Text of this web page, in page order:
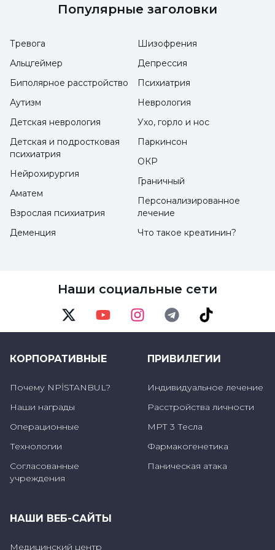
каналом, шейной грыжей, врожденными
Многие повреждения, такие как острые
переломы шейного отдела позвоночника,
переломы шейного отдела позвоночника,
переломы шейного отдела позвоночника,
переломы шейного отдела позвоночника,
шейные грыжи, повреждения мягких
тканей и соединительной ткани, возникают
при внезапной и сильной нагрузке на шею
во время рыбалки в прыжке. Эти внезапные
(острые) травматические повреждения,
развивающиеся за очень короткое время,
нервов в шейном спинномозговом канале
нервов, которое может быть временным или
2-Нарушение стабильности и нормальной
структуры и выравнивания позвоночника".
Может привести к параличу и смерти
Профессор д-р Мустафа Бозбуга заявил, что
могут возникнуть при прыжке в мелкую
Популярные заголовки
Тревога
Альцгеймер
Биполярное расстройство
Аутизм
Детская неврология
Шизофрения
Депрессия
Психиатрия
Неврология
Ухо, горло и нос
Детская и подростковая
психиатрия
Нейрохирургия
Аматем
Взрослая психиатрия
Деменция
Паркинсон
ОКР
Граничный
Персонализированное
лечение
Что такое креатинин?
Наши социальные сети
КОРПОРАТИВНЫЕ
Почему NPİSTANBUL?
Наши награды
Операционные
Технологии
Согласованные
учреждения
ПРИВИЛЕГИИ
Индивидуальное лечение
Расстройства личности
МРТ 3 Тесла
Фармакогенетика
Паническая атака
НАШИ ВЕБ-САЙТЫ
Медицинский центр